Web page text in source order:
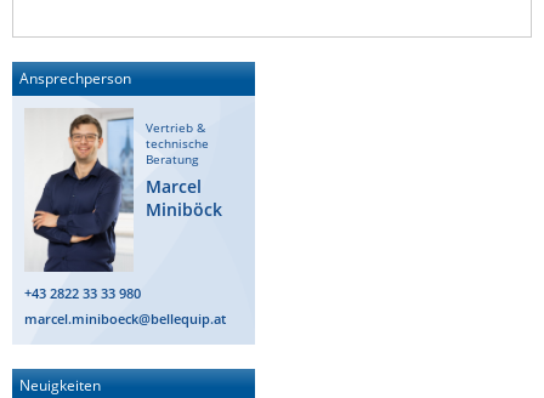
Server Technology
Siretta
SIRIO Antenne
Sunbird
Tactical Software
TEKTELIC
Teltonika
Unwired Networks
Vision
Ansprechperson
Vertrieb &
technische
Beratung
Marcel
Miniböck
+43 2822 33 33 980
marcel.miniboeck@bellequip.at
Neuigkeiten